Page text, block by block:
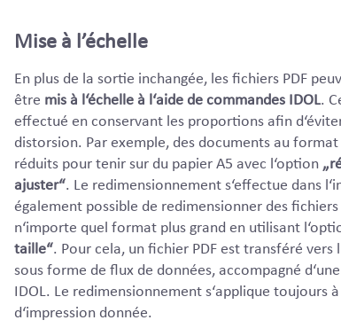
Mise à l’échelle
En plus de la sortie inchangée, les fichiers PDF
être mis à l‘échelle à l‘aide de commandes IDOL.
effectué en conservant les proportions afin
distorsion. Par exemple, des documents au
réduits pour tenir sur du papier A5 avec l‘option
ajuster“. Le redimensionnement s‘effectue dans
également possible de redimensionner des fichiers
n‘importe quel format plus grand en utilisant
taille“. Pour cela, un fichier PDF est transféré vers
sous forme de flux de données, accompagné
IDOL. Le redimensionnement s‘applique toujours
d‘impression donnée.